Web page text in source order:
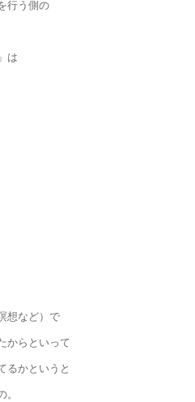
行う側の
は
想など）で
からといって
るかというと